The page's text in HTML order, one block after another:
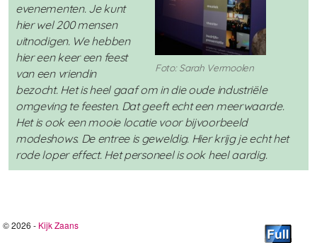
Foto: Sarah Vermoolen
evenementen. Je kunt
hier wel 200 mensen
uitnodigen. We hebben
hier een keer een feest
van een vriendin
bezocht. Het is heel gaaf om in die oude industriële
omgeving te feesten. Dat geeft echt een meerwaarde.
Het is ook een mooie locatie voor bijvoorbeeld
modeshows. De entree is geweldig. Hier krijg je echt het
rode loper effect. Het personeel is ook heel aardig.
© 2026 - Kijk Zaans